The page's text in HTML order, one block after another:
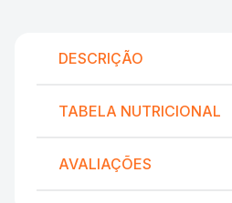
DESCRIÇÃO
TABELA NUTRICIONAL
AVALIAÇÕES